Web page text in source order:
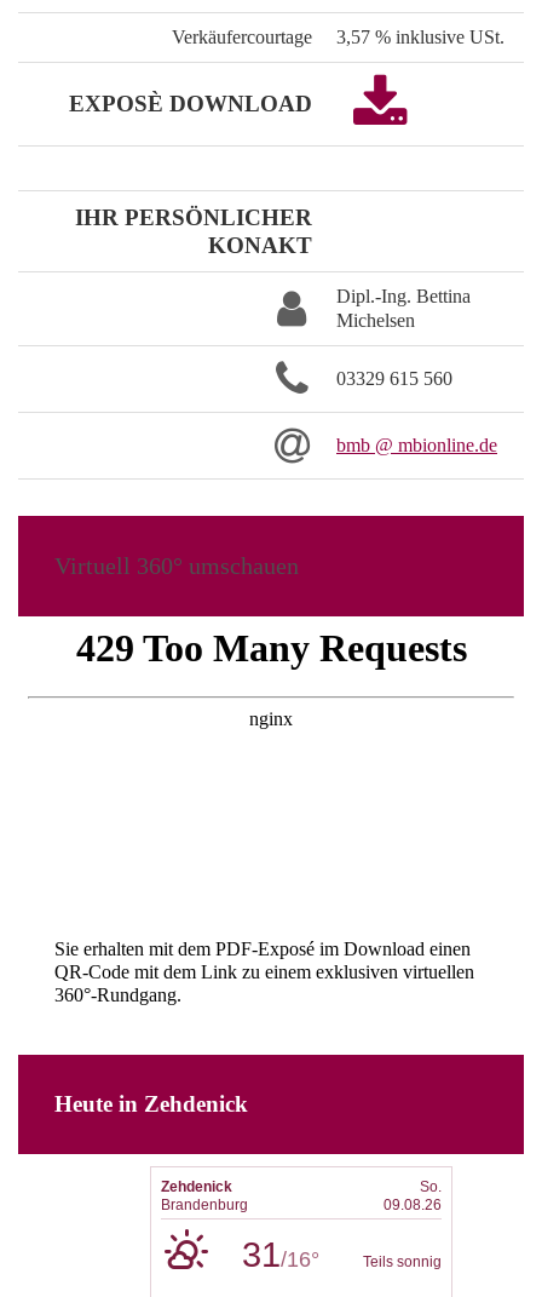
Verkäufercourtage 3,57 % inklusive USt.
EXPOSÈ DOWNLOAD
IHR PERSÖNLICHER
KONAKT
Dipl.-Ing. Bettina
Michelsen
03329 615 560
bmb @ mbionline.de
Virtuell 360° umschauen
Sie erhalten mit dem PDF-Exposé im Download einen
QR-Code mit dem Link zu einem exklusiven virtuellen
360°-Rundgang.
Heute in Zehdenick